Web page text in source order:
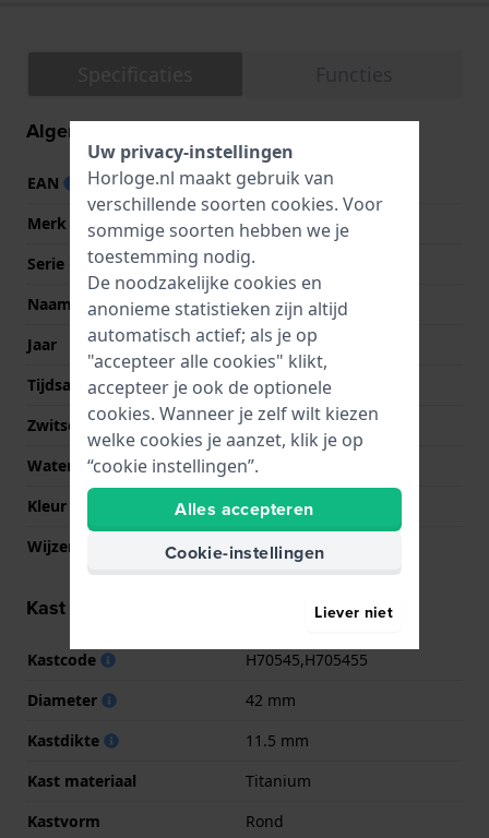
Algemene informatie
EAN
7640167049806
Merk
Hamilton
Serie
Field
Naam
Khaki Field Titanium
Jaar
2020 Lente/Zomer
Tijdsaanduiding
Analoog
Zwitsers fabricaat
Ja
Waterdichtheid
10 Bar (zwemmen)
Kleur wijzerplaat
Grijs
Wijzer kleuren (u,m,s)
Zwart, Zwart, Zwart
Kast informatie
Kastcode
H70545,H705455
Diameter
42 mm
Kastdikte
11.5 mm
Kast materiaal
Titanium
Kastvorm
Rond
Uw privacy-instellingen
Horloge.nl maakt gebruik van
verschillende soorten cookies. Voor
sommige soorten hebben we je
toestemming nodig.
De noodzakelijke cookies en
anonieme statistieken zijn altijd
automatisch actief; als je op
"accepteer alle cookies" klikt,
accepteer je ook de optionele
cookies. Wanneer je zelf wilt kiezen
welke cookies je aanzet, klik je op
“cookie instellingen”.
Alles accepteren
Cookie-instellingen
Liever niet